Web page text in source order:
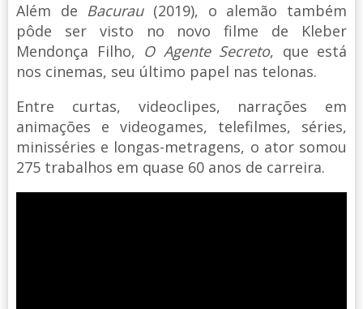
Além de Bacurau(2019), o alemão também
pôde ser visto no novo filme de Kleber
Mendonça Filho, O Agente Secreto, que está
nos cinemas, seu último papel nas telonas.
Entre curtas, videoclipes, narrações em
animações e videogames, telefilmes, séries,
minisséries e longas-metragens, o ator somou
275 trabalhos em quase 60 anos de carreira.